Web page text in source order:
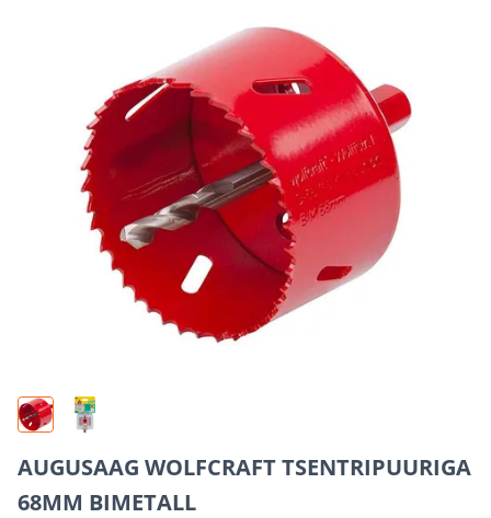
AUGUSAAG WOLFCRAFT TSENTRIPUURIGA
68MM BIMETALL